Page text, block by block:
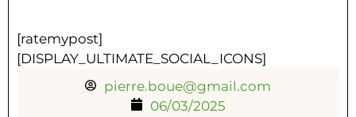
[ratemypost]
[DISPLAY_ULTIMATE_SOCIAL_ICONS]
pierre.boue@gmail.com
06/03/2025